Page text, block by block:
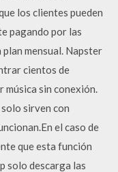
los clientes pueden
pagando por las
mensual. Napster
cientos de
música sin conexión.
sirven con
el caso de
que esta función
solo descarga las